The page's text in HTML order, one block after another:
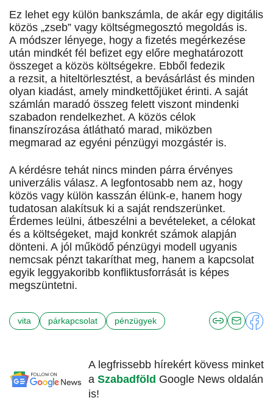
Ez lehet egy külön bankszámla, de akár egy digitális
közös „zseb” vagy költségmegosztó megoldás is.
A módszer lényege, hogy a fizetés megérkezése
után mindkét fél befizet egy előre meghatározott
összeget a közös költségekre. Ebből fedezik
a rezsit, a hiteltörlesztést, a bevásárlást és minden
olyan kiadást, amely mindkettőjüket érinti. A saját
számlán maradó összeg felett viszont mindenki
szabadon rendelkezhet. A közös célok
finanszírozása átlátható marad, miközben
megmarad az egyéni pénzügyi mozgástér is.
A kérdésre tehát nincs minden párra érvényes
univerzális válasz. A legfontosabb nem az, hogy
közös vagy külön kasszán élünk-e, hanem hogy
tudatosan alakítsuk ki a saját rendszerünket.
Érdemes leülni, átbeszélni a bevételeket, a célokat
és a költségeket, majd konkrét számok alapján
dönteni. A jól működő pénzügyi modell ugyanis
nemcsak pénzt takaríthat meg, hanem a kapcsolat
egyik leggyakoribb konfliktusforrását is képes
megszüntetni.
vita párkapcsolat pénzügyek
A legfrissebb hírekért kövess minket
a Szabadföld Google News oldalán
is!